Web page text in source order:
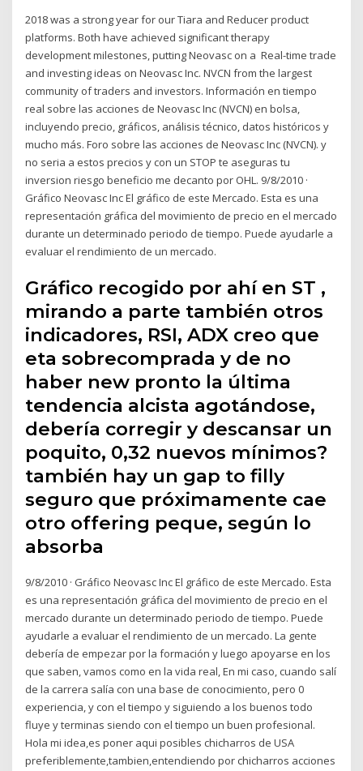
2018 was a strong year for our Tiara and Reducer product
platforms. Both have achieved significant therapy
development milestones, putting Neovasc on a Real-time trade
and investing ideas on Neovasc Inc. NVCN from the largest
community of traders and investors. Información en tiempo
real sobre las acciones de Neovasc Inc (NVCN) en bolsa,
incluyendo precio, gráficos, análisis técnico, datos históricos y
mucho más. Foro sobre las acciones de Neovasc Inc (NVCN). y
no seria a estos precios y con un STOP te aseguras tu
inversion riesgo beneficio me decanto por OHL. 9/8/2010 ·
Gráfico Neovasc Inc El gráfico de este Mercado. Esta es una
representación gráfica del movimiento de precio en el mercado
durante un determinado periodo de tiempo. Puede ayudarle a
evaluar el rendimiento de un mercado.
Gráfico recogido por ahí en ST ,
mirando a parte también otros
indicadores, RSI, ADX creo que
eta sobrecomprada y de no
haber new pronto la última
tendencia alcista agotándose,
debería corregir y descansar un
poquito, 0,32 nuevos mínimos?
también hay un gap to filly
seguro que próximamente cae
otro offering peque, según lo
absorba
9/8/2010 · Gráfico Neovasc Inc El gráfico de este Mercado. Esta
es una representación gráfica del movimiento de precio en el
mercado durante un determinado periodo de tiempo. Puede
ayudarle a evaluar el rendimiento de un mercado. La gente
debería de empezar por la formación y luego apoyarse en los
que saben, vamos como en la vida real, En mi caso, cuando salí
de la carrera salía con una base de conocimiento, pero 0
experiencia, y con el tiempo y siguiendo a los buenos todo
fluye y terminas siendo con el tiempo un buen profesional.
Hola mi idea,es poner aqui posibles chicharros de USA
preferiblemente,tambien,entendiendo por chicharros acciones